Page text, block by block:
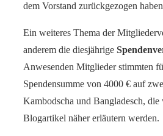
dem Vorstand zurückgezogen
Ein weiteres Thema der
anderem die diesjährige
Anwesenden Mitglieder stimmten
Spendensumme von 4000 € auf
Kambodscha und Bangladesch,
Blogartikel näher erläutern werden.